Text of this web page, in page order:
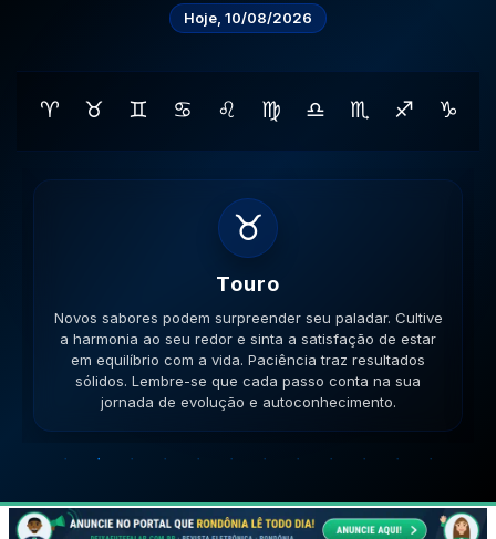
Hoje, 10/08/2026
♈ ♉ ♊ ♋ ♌ ♍ ♎ ♏ ♐ ♑
♊
Gemeos
Novas amizades podem surgir em lugares inusitados. A
versatilidade é seu ponto forte; use-a para resolver
impasses de forma criativa. A versatilidade ajudará no
sucesso. Lembre-se que cada passo conta na sua
jornada de evolução e autoconhecimento.